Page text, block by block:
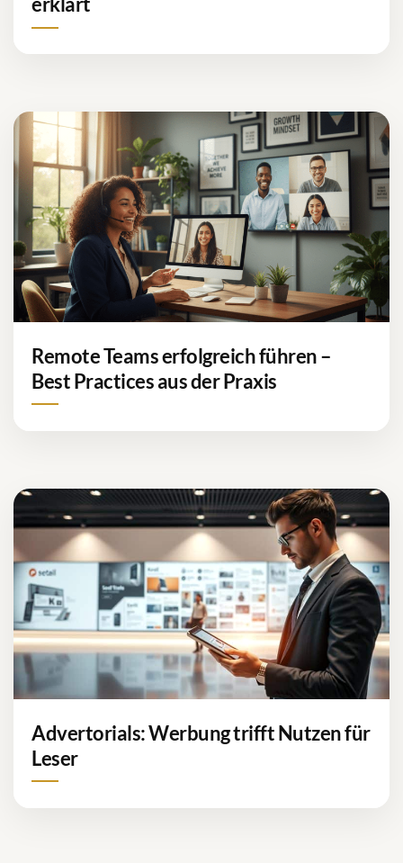
Remote Teams erfolgreich führen –
Best Practices aus der Praxis
Advertorials: Werbung trifft Nutzen für
Leser